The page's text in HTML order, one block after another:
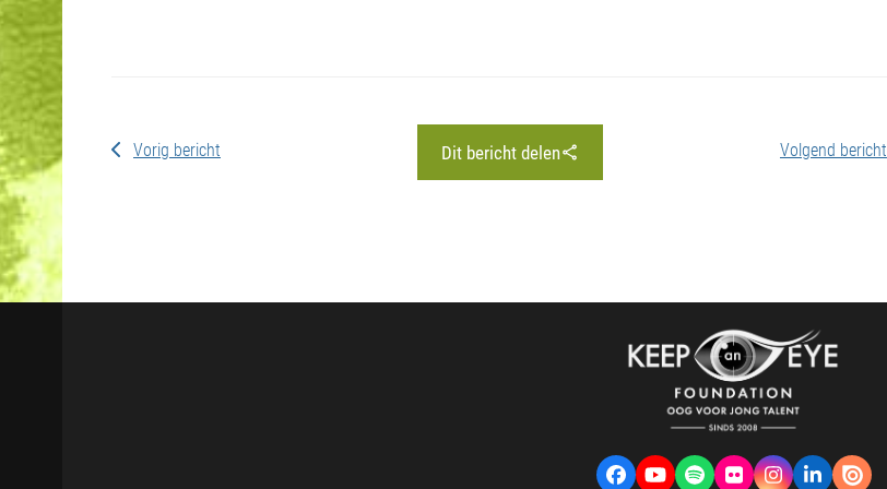
Vorig bericht Volgend bericht
Dit bericht delen
FacebookYouTubeSpotifyFlickrInstagram
LinkedIn
VK